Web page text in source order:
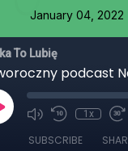
January 04, 2022
To Lubię
podcast
1x
SUBSCRIBE